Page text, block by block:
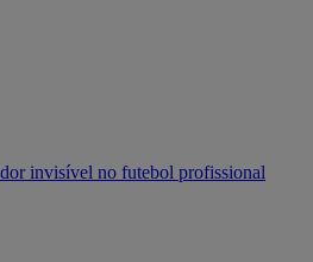
invisível no futebol profissional